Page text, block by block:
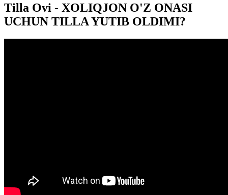
Tilla Ovi - XOLIQJON O'Z ONASI
UCHUN TILLA YUTIB OLDIMI?